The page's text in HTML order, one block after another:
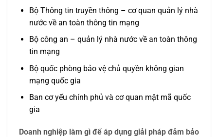
Bộ Thông tin truyền thông – cơ quan quản lý nhà
nước về an toàn thông tin mạng
Bộ công an – quản lý nhà nước về an toàn thông
tin mạng
Bộ quốc phòng bảo vệ chủ quyền không gian
mạng quốc gia
Ban cơ yếu chính phủ và cơ quan mật mã quốc
gia
Doanh nghiệp làm gì để áp dụng giải pháp đảm bảo